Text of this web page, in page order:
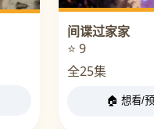
间谍过家家
⭐ 9
全25集
🏠 想看/